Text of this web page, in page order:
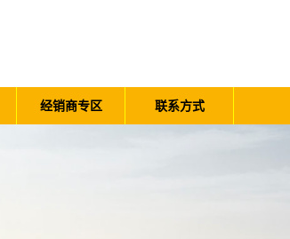
经销商专区 联系方式